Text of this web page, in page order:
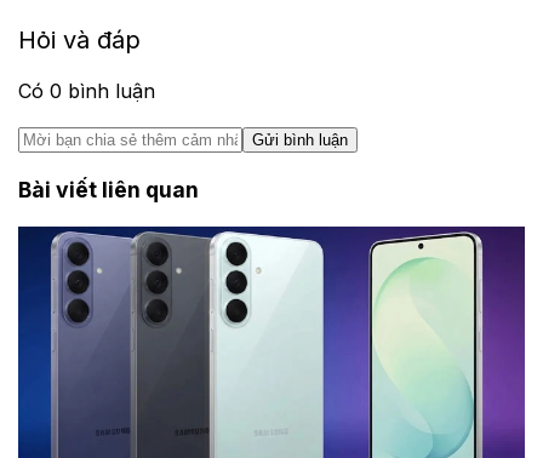
Hỏi và đáp
Có 0 bình luận
Gửi bình luận
Bài viết liên quan